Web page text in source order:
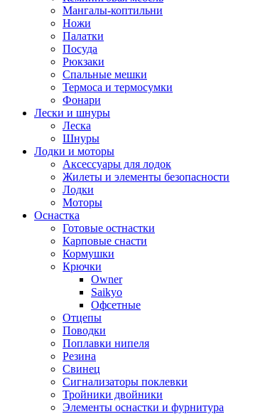
Мангалы-коптильни
Ножи
Палатки
Посуда
Рюкзаки
Спальные мешки
Термоса и термосумки
Фонари
Лески и шнуры
Леска
Шнуры
Лодки и моторы
Аксессуары для лодок
Жилеты и элементы безопасности
Лодки
Моторы
Оснастка
Готовые остнастки
Карповые снасти
Кормушки
Крючки
Owner
Saikyo
Офсетные
Отцепы
Поводки
Поплавки нипеля
Резина
Свинец
Сигнализаторы поклевки
Тройники двойники
Элементы оснастки и фурнитура